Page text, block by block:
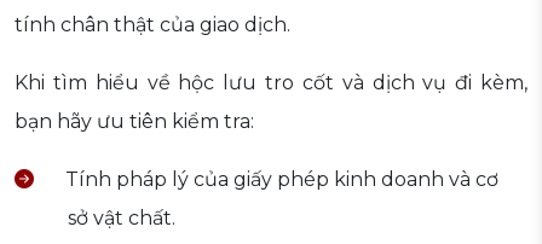
tính chân thật của giao dịch.
Khi tìm hiểu về hộc lưu tro cốt và dịch vụ đi kèm,
bạn hãy ưu tiên kiểm tra:
Tính pháp lý của giấy phép kinh doanh và cơ
sở vật chất.